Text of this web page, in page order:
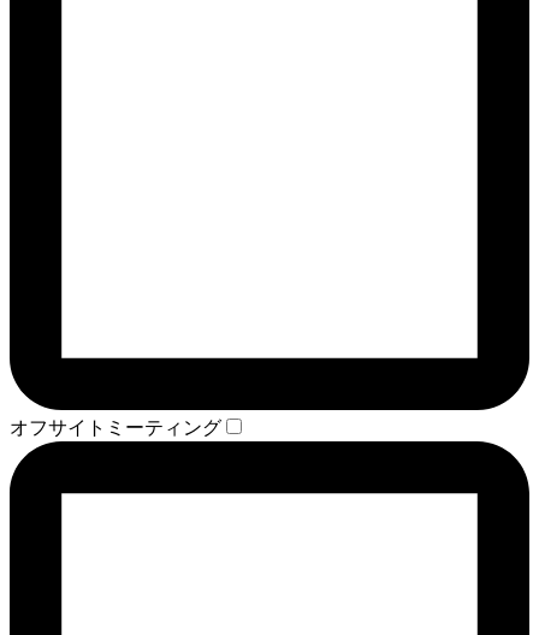
オフサイトミーティング